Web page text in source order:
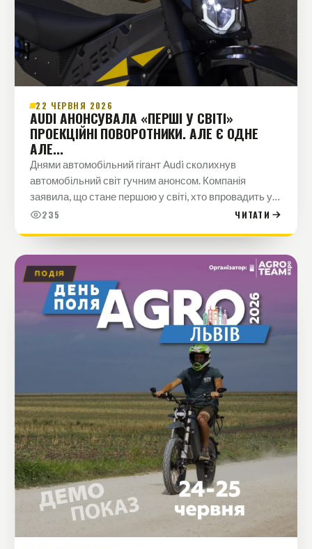
22 ЧЕРВНЯ 2026
AUDI АНОНСУВАЛА «ПЕРШІ У СВІТІ»
ПРОЕКЦІЙНІ ПОВОРОТНИКИ. АЛЕ Є ОДНЕ
АЛЕ...
Днями автомобільний гігант Audi сколихнув
автомобільний світ гучним анонсом. Компанія
заявила, що стане першою у світі, хто впровадить у
серійні авто надсучасну оптику — поворотники, які
235 ЧИТАТИ
ПОДІЯ